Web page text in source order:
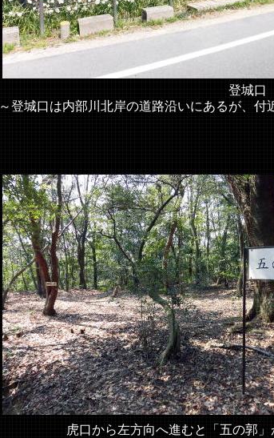
登城口
～登城口は内部川北岸の道路沿いにあるが、付
虎口から左方向へ進むと「五の郭」